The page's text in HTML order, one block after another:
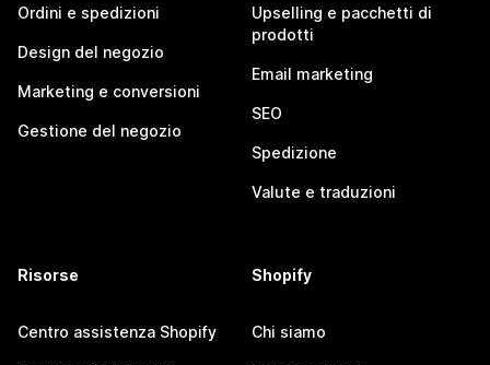
Ordini e spedizioni
Design del negozio
Marketing e conversioni
Gestione del negozio
Upselling e pacchetti di
prodotti
Email marketing
SEO
Spedizione
Valute e traduzioni
Risorse
Centro assistenza Shopify
Shopify
Chi siamo